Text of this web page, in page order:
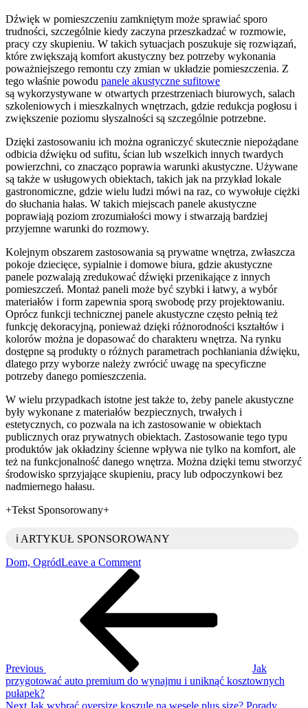
Dźwięk w pomieszczeniu zamkniętym może sprawiać sporo
trudności, szczególnie kiedy zaczyna przeszkadzać w rozmowie,
pracy czy skupieniu. W takich sytuacjach poszukuje się rozwiązań,
które zwiększają komfort akustyczny bez potrzeby wykonania
poważniejszego remontu czy zmian w układzie pomieszczenia. Z
tego właśnie powodu panele akustyczne sufitowe
są wykorzystywane w otwartych przestrzeniach biurowych, salach
szkoleniowych i mieszkalnych wnętrzach, gdzie redukcja pogłosu i
zwiększenie poziomu słyszalności są szczególnie potrzebne.
Dzięki zastosowaniu ich można ograniczyć skutecznie niepożądane
odbicia dźwięku od sufitu, ścian lub wszelkich innych twardych
powierzchni, co znacząco poprawia warunki akustyczne. Używane
są także w usługowych obiektach, takich jak na przykład lokale
gastronomiczne, gdzie wielu ludzi mówi na raz, co wywołuje ciężki
do słuchania hałas. W takich miejscach panele akustyczne
poprawiają poziom zrozumiałości mowy i stwarzają bardziej
przyjemne warunki do rozmowy.
Kolejnym obszarem zastosowania są prywatne wnętrza, zwłaszcza
pokoje dziecięce, sypialnie i domowe biura, gdzie akustyczne
panele pozwalają zredukować dźwięki przenikające z innych
pomieszczeń. Montaż paneli może być szybki i łatwy, a wybór
materiałów i form zapewnia sporą swobodę przy projektowaniu.
Oprócz funkcji technicznej panele akustyczne często pełnią też
funkcję dekoracyjną, ponieważ dzięki różnorodności kształtów i
kolorów można je dopasować do charakteru wnętrza. Na rynku
dostępne są produkty o różnych parametrach pochłaniania dźwięku,
dlatego przy wyborze należy zwrócić uwagę na specyficzne
potrzeby danego pomieszczenia.
W wielu przypadkach istotne jest także to, żeby panele akustyczne
były wykonane z materiałów bezpiecznych, trwałych i
estetycznych, co pozwala na ich zastosowanie w obiektach
publicznych oraz prywatnych obiektach. Zastosowanie tego typu
produktów jak okładziny ścienne wpływa nie tylko na komfort, ale
też na funkcjonalność danego wnętrza. Można dzięki temu stworzyć
środowisko sprzyjające skupieniu, pracy lub odpoczynkowi bez
nadmiernego hałasu.
+Tekst Sponsorowany+
ℹ️ ARTYKUŁ SPONSOROWANY
Dom, OgródLeave a Commenton
są
Previous
Jak
przygotować auto premium do wynajmu i uniknąć kosztownych
pułapek?
Next
Next Jak wybrać oversize koszulę na wesele plus size? Porady